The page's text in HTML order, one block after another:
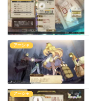
アーシャ
アーシャ